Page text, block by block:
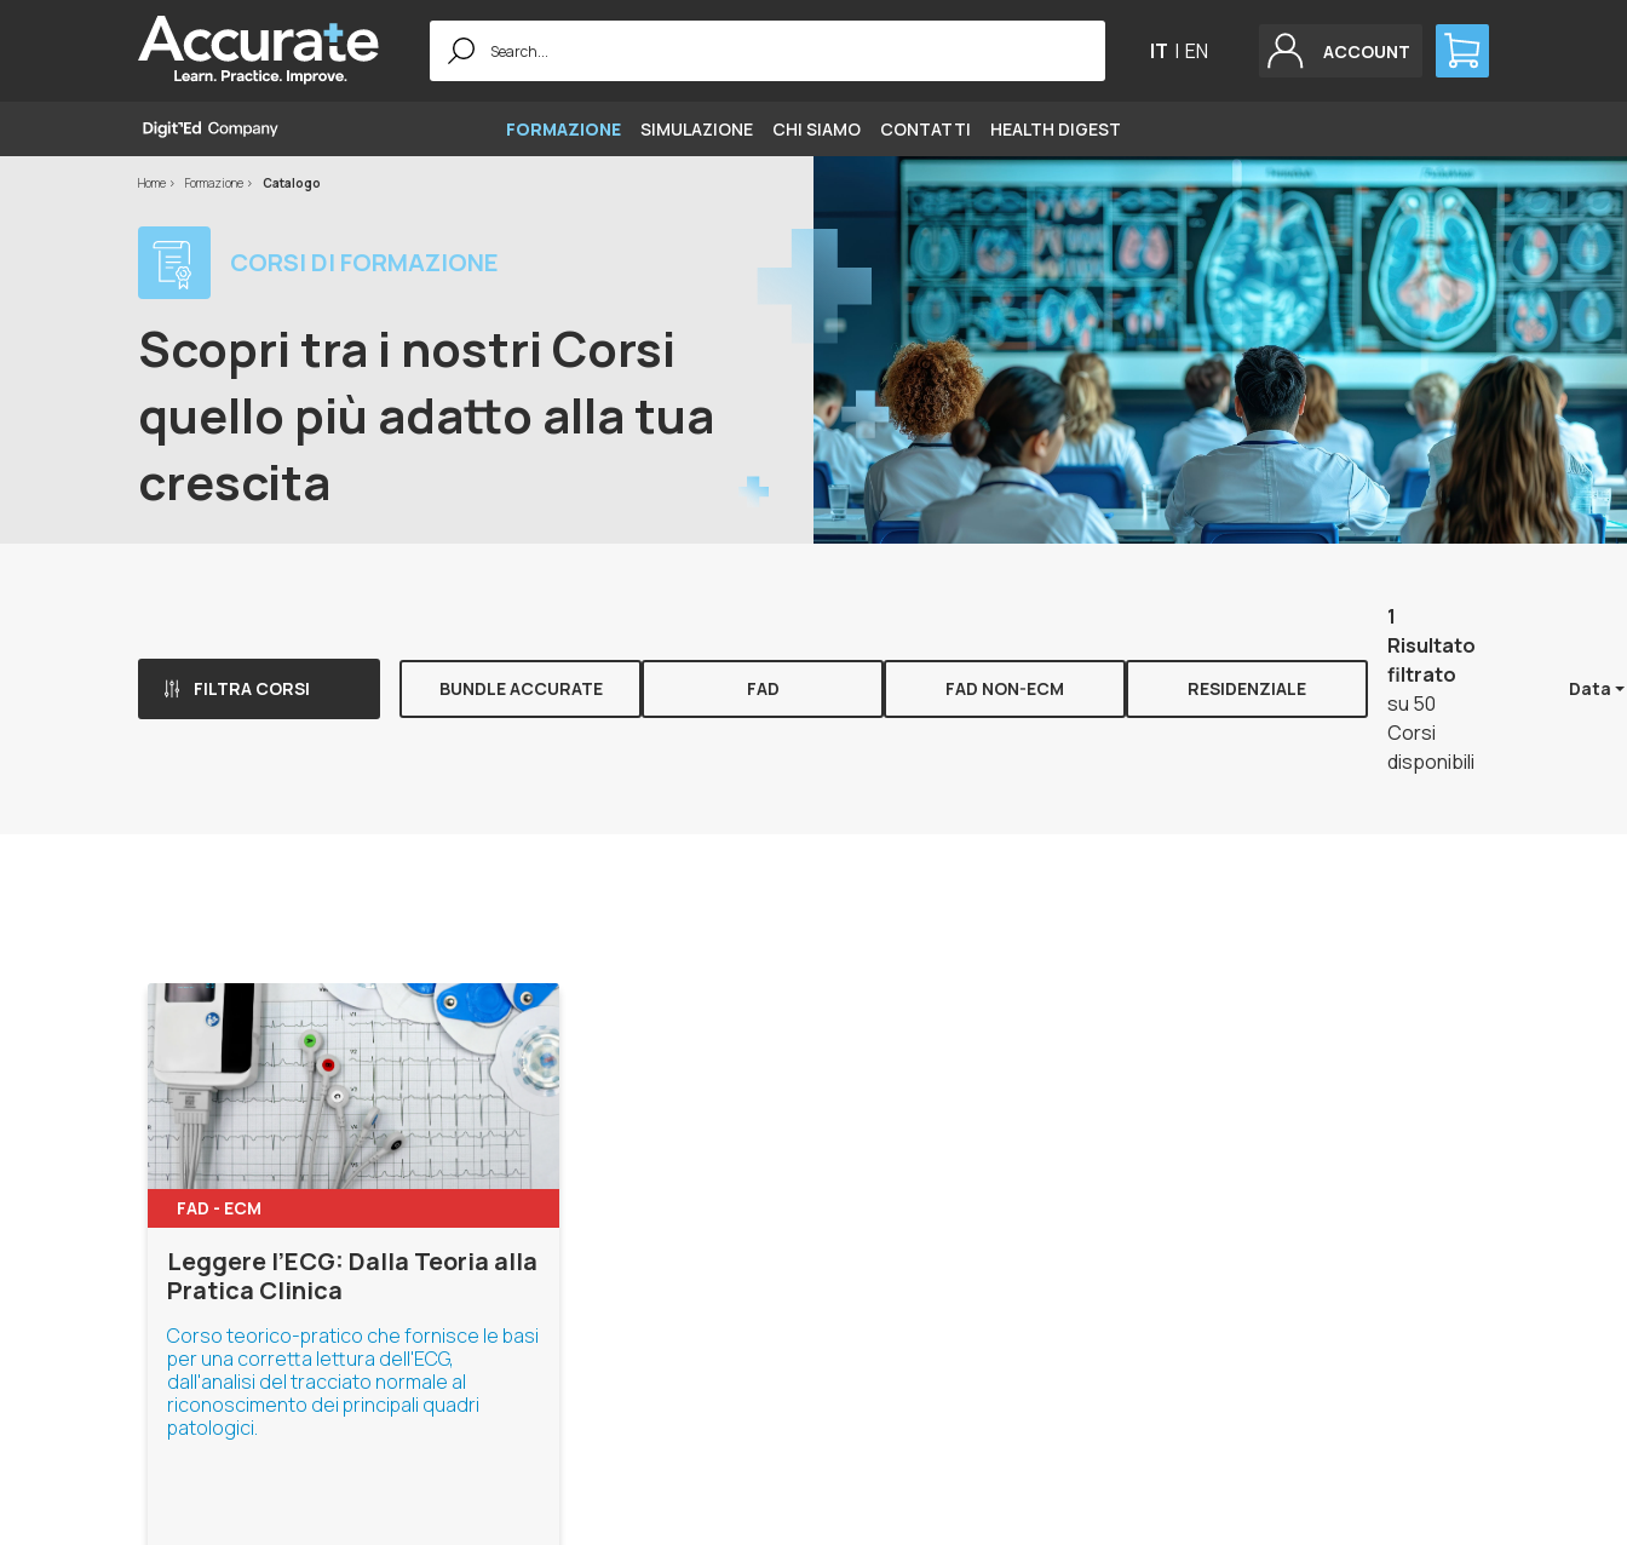
Search
for: IT | EN ACCOUNT
FORMAZIONE SIMULAZIONE CHI SIAMO CONTATTI HEALTH DIGEST
Home Formazione Catalogo
CORSI DI FORMAZIONE
Scopri tra i nostri Corsi
quello più adatto alla tua
crescita
FILTRA CORSI BUNDLE ACCURATE FAD FAD NON-ECM RESIDENZIALE
1
Risultato
filtrato
su 50
Corsi
disponibili
Data
FAD - ECM
Leggere l’ECG: Dalla Teoria alla
Pratica Clinica
Corso teorico-pratico che fornisce le basi
per una corretta lettura dell'ECG,
dall'analisi del tracciato normale al
riconoscimento dei principali quadri
patologici.